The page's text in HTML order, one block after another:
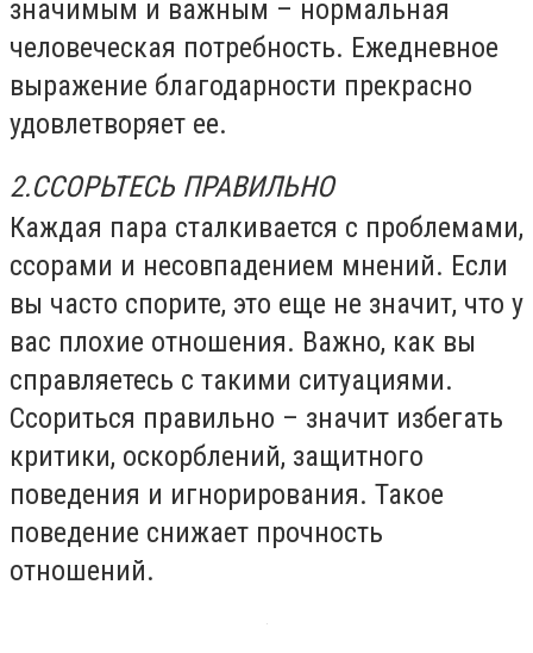
значимым и важным – нормальная
человеческая потребность. Ежедневное
выражение благодарности прекрасно
удовлетворяет ее.
2.ССОРЬТЕСЬ ПРАВИЛЬНО
Каждая пара сталкивается с проблемами,
ссорами и несовпадением мнений. Если
вы часто спорите, это еще не значит, что у
вас плохие отношения. Важно, как вы
справляетесь с такими ситуациями.
Ссориться правильно – значит избегать
критики, оскорблений, защитного
поведения и игнорирования. Такое
поведение снижает прочность
отношений.